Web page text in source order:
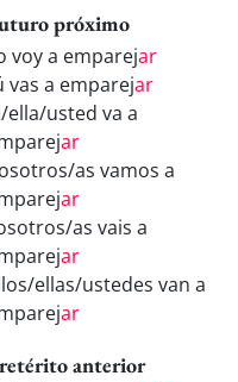
próximo
voy a emparejar
vas a emparejar
ella/usted va a
ar
as vamos a
ar
as vais a
ar
ellas/ustedes van a
ar
anterior